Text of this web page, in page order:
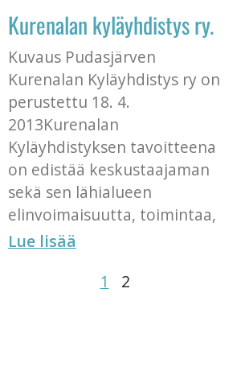
Kurenalan kyläyhdistys ry.
Kuvaus Pudasjärven
Kurenalan Kyläyhdistys ry on
perustettu 18. 4.
2013Kurenalan
Kyläyhdistyksen tavoitteena
on edistää keskustaajaman
sekä sen lähialueen
elinvoimaisuutta, toimintaa,
Lue lisää
1
2